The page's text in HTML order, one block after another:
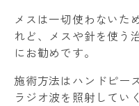
メスは一切使わないた
れど、メスや針を使う
にお勧めです。
施術方法はハンドピー
ラジオ波を照射してい